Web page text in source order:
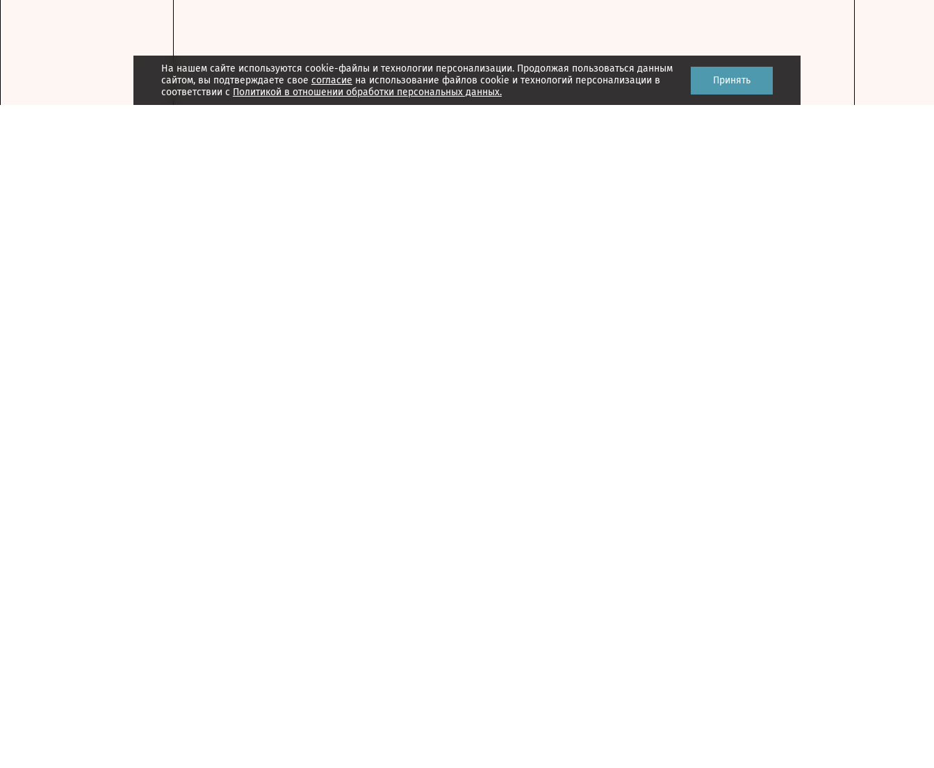
На нашем сайте используются cookie-файлы и технологии персонализации. Продолжая пользоваться данным
сайтом, вы подтверждаете свое согласие на использование файлов cookie и технологий персонализации в
соответствии с Политикой в отношении обработки персональных данных.
Принять